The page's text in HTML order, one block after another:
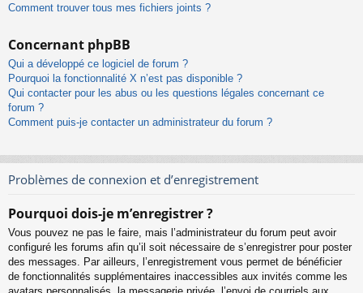
Comment trouver tous mes fichiers joints ?
Concernant phpBB
Qui a développé ce logiciel de forum ?
Pourquoi la fonctionnalité X n’est pas disponible ?
Qui contacter pour les abus ou les questions légales concernant ce
forum ?
Comment puis-je contacter un administrateur du forum ?
Problèmes de connexion et d’enregistrement
Pourquoi dois-je m’enregistrer ?
Vous pouvez ne pas le faire, mais l’administrateur du forum peut avoir
configuré les forums afin qu’il soit nécessaire de s’enregistrer pour poster
des messages. Par ailleurs, l’enregistrement vous permet de bénéficier
de fonctionnalités supplémentaires inaccessibles aux invités comme les